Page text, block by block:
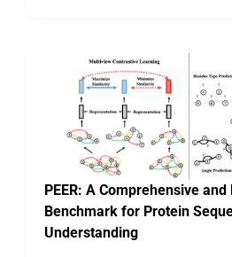
PEER: A Comprehensive
Benchmark for Protein
Understanding